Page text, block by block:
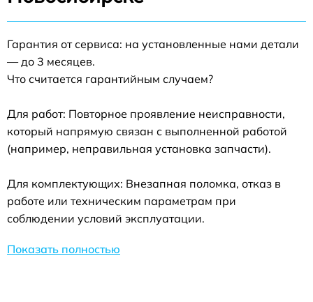
Гарантия от сервиса: на установленные нами детали
— до 3 месяцев.
Что считается гарантийным случаем?
Для работ: Повторное проявление неисправности,
который напрямую связан с выполненной работой
(например, неправильная установка запчасти).
Для комплектующих: Внезапная поломка, отказ в
работе или техническим параметрам при
соблюдении условий эксплуатации.
Показать полностью